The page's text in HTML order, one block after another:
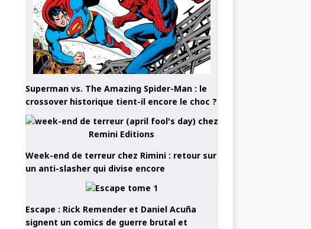
Superman vs. The Amazing Spider-Man : le
crossover historique tient-il encore le choc ?
Week-end de terreur chez Rimini : retour sur
un anti-slasher qui divise encore
Escape : Rick Remender et Daniel Acuña
signent un comics de guerre brutal et